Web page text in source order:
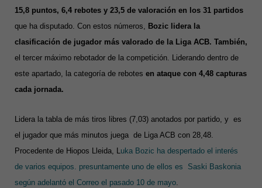
15,8 puntos, 6,4 rebotes y 23,5 de valoración en los 31 partidos
que ha disputado. Con estos números, Bozic lidera la
clasificación de jugador más valorado de la Liga ACB. También,
el tercer máximo rebotador de la competición. Liderando dentro de
este apartado, la categoría de rebotes en ataque con 4,48 capturas
cada jornada.
Lidera la tabla de más tiros libres (7,03) anotados por partido, y es
el jugador que más minutos juega de Liga ACB con 28,48.
Procedente de Hiopos Lleida, Luka Bozic ha despertado el interés
de varios equipos. presuntamente uno de ellos es Saski Baskonia
según adelantó el Correo el pasado 10 de mayo.